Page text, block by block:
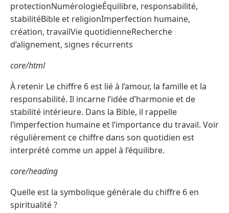
protectionNumérologieÉquilibre, responsabilité,
stabilitéBible et religionImperfection humaine,
création, travailVie quotidienneRecherche
d’alignement, signes récurrents
core/html
À retenir Le chiffre 6 est lié à l’amour, la famille et la
responsabilité. Il incarne l’idée d’harmonie et de
stabilité intérieure. Dans la Bible, il rappelle
l’imperfection humaine et l’importance du travail. Voir
régulièrement ce chiffre dans son quotidien est
interprété comme un appel à l’équilibre.
core/heading
Quelle est la symbolique générale du chiffre 6 en
spiritualité ?